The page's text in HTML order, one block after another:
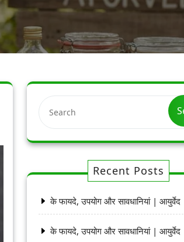
Recent Posts
के फायदे, उपयोग और सावधानियां | आयुर्वेद
के फायदे, उपयोग और सावधानियां | आयुर्वेद